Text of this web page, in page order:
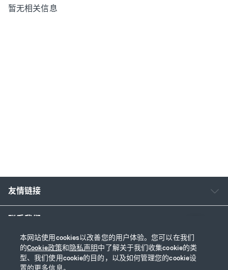
暂无相关信息
本网站使用cookies以改善您的用户体验。您可以在我们
的Cookie政策和隐私声明中了解关于我们收集cookie的类
型、我们使用cookie的目的，以及如何管理您的cookie设
置的更多信息。
友情链接
联系我们
Copyright © 2026 友邦保险控股有限公司及其附属公司